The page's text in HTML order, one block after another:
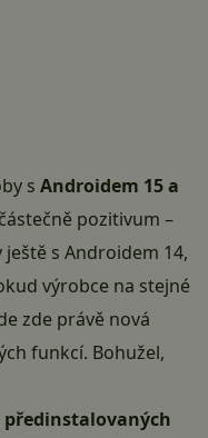
s Androidem 15 a
pozitivum –
s Androidem 14,
výrobce na stejné
zde právě nová
funkcí. Bohužel,
předinstalovaných